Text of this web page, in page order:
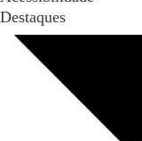
Destaques